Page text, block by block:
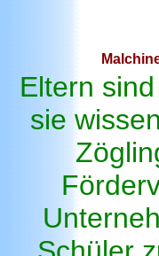
Eltern
sie